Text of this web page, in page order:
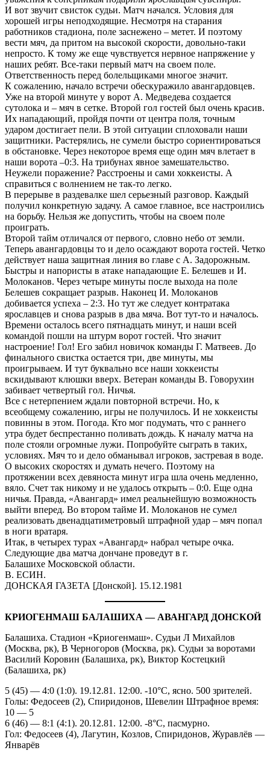
И вот звучит свисток судьи. Матч начался. Условия для
хорошей игры неподходящие. Несмотря на старания
работников стадиона, поле заснежено – метет. И поэтому
вести мяч, да притом на высокой скорости, довольно-таки
непросто. К тому же еще чувствуется нервное напряжение у
наших ребят. Все-таки первый матч на своем поле.
Ответственность перед болельщиками многое значит.
К сожалению, начало встречи обескуражило авангардовцев.
Уже на второй минуте у ворот А. Медведева создается
сутолока и – мяч в сетке. Второй гол гостей был очень красив.
Их нападающий, пройдя почти от центра поля, точным
ударом достигает пели. В этой ситуации сплоховали наши
защитники. Растерялись, не сумели быстро сориентироваться
в обстановке. Через некоторое время еще один мяч влетает в
наши ворота –0:3. На трибунах явное замешательство.
Неужели поражение? Расстроены и сами хоккеисты. А
справиться с волнением не так-то легко.
В перерыве в раздевалке шел серьезный разговор. Каждый
получил конкретную задачу. А самое главное, все настроились
на борьбу. Нельзя же допустить, чтобы на своем поле
проиграть.
Второй тайм отличался от первого, словно небо от земли.
Теперь авангардовцы то и дело осаждают ворота гостей. Четко
действует наша защитная линия во главе с А. Задорожным.
Быстры и напористы в атаке нападающие Е. Белешев и И.
Молоканов. Через четыре минуты после выхода на поле
Белешев сокращает разрыв. Наконец И. Молоканов
добивается успеха – 2:3. Но тут же следует контратака
ярославцев и снова разрыв в два мяча. Вот тут-то и началось.
Времени осталось всего пятнадцать минут, и наши всей
командой пошли на штурм ворот гостей. Что значит
настроение! Гол! Его забил новичок команды Г. Матвеев. До
финального свистка остается три, две минуты, мы
проигрываем. И тут буквально все наши хоккеисты
вскидывают клюшки вверх. Ветеран команды В. Говорухин
забивает четвертый гол. Ничья.
Все с нетерпением ждали повторной встречи. Но, к
всеобщему сожалению, игры не получилось. И не хоккеисты
повинны в этом. Погода. Кто мог подумать, что с раннего
утра будет беспрестанно поливать дождь. К началу матча на
поле стояли огромные лужи. Попробуйте сыграть в таких,
условиях. Мяч то и дело обманывал игроков, застревая в воде.
О высоких скоростях и думать нечего. Поэтому на
протяжении всех девяноста минут игра шла очень медленно,
вяло. Счет так никому и не удалось открыть – 0:0. Еще одна
ничья. Правда, «Авангард» имел реальнейшую возможность
выйти вперед. Во втором тайме И. Молоканов не сумел
реализовать двенадцатиметровый штрафной удар – мяч попал
в ноги вратаря.
Итак, в четырех турах «Авангард» набрал четыре очка.
Следующие два матча дончане проведут в г.
Балашихе Московской области.
В. ЕСИН.
ДОНСКАЯ ГАЗЕТА [Донской]. 15.12.1981
КРИОГЕНМАШ БАЛАШИХА — АВАНГАРД ДОНСКОЙ
Балашиха. Стадион «Криогенмаш». Судьи Л Михайлов
(Москва, рк), В Черногоров (Москва, рк). Судьи за воротами
Василий Коровин (Балашиха, рк), Виктор Костецкий
(Балашиха, рк)
5 (45) — 4:0 (1:0). 19.12.81. 12:00. -10°С, ясно. 500 зрителей.
Голы: Федосеев (2), Спиридонов, Шевелин Штрафное время:
10 — 5
6 (46) — 8:1 (4:1). 20.12.81. 12:00. -8°С, пасмурно.
Гол: Федосеев (4), Лагутин, Козлов, Спиридонов, Журавлёв —
Январёв